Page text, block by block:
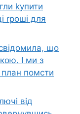
kупити
rроші для
що
І ми з
помсти
від